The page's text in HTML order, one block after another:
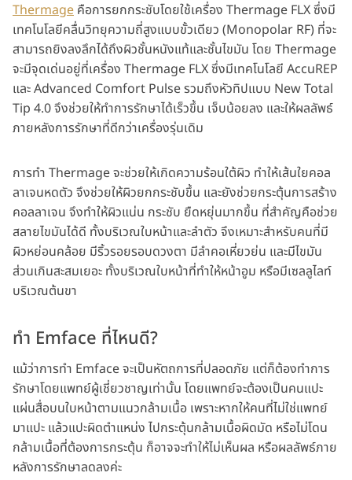
Thermage คือการยกกระชับโดยใช้เครื่อง Thermage FLX ซึ่งมี
เทคโนโลยีคลื่นวิทยุความถี่สูงแบบขั้วเดียว (Monopolar RF) ที่จะ
สามารถยิงลงลึกได้ถึงผิวชั้นหนังแท้และชั้นไขมัน โดย Thermage
จะมีจุดเด่นอยู่ที่เครื่อง Thermage FLX ซึ่งมีเทคโนโลยี AccuREP
และ Advanced Comfort Pulse รวมถึงหัวทิปแบบ New Total
Tip 4.0 จึงช่วยให้ทำการรักษาได้เร็วขึ้น เจ็บน้อยลง และให้ผลลัพธ์
ภายหลังการรักษาที่ดีกว่าเครื่องรุ่นเดิม
การทำ Thermage จะช่วยให้เกิดความร้อนใต้ผิว ทำให้เส้นใยคอล
ลาเจนหดตัว จึงช่วยให้ผิวยกกระชับขึ้น และยังช่วยกระตุ้นการสร้าง
คอลลาเจน จึงทำให้ผิวแน่น กระชับ ยืดหยุ่นมากขึ้น ที่สำคัญคือช่วย
สลายไขมันได้ดี ทั้งบริเวณใบหน้าและลำตัว จึงเหมาะสำหรับคนที่มี
ผิวหย่อนคล้อย มีริ้วรอยรอบดวงตา มีลำคอเหี่ยวย่น และมีไขมัน
ส่วนเกินสะสมเยอะ ทั้งบริเวณใบหน้าที่ทำให้หน้าอูม หรือมีเซลลูไลท์
บริเวณต้นขา
ทำ Emface ที่ไหนดี?
แม้ว่าการทำ Emface จะเป็นหัตถการที่ปลอดภัย แต่ก็ต้องทำการ
รักษาโดยแพทย์ผู้เชี่ยวชาญเท่านั้น โดยแพทย์จะต้องเป็นคนแปะ
แผ่นสื่อบนใบหน้าตามแนวกล้ามเนื้อ เพราะหากให้คนที่ไม่ใช่แพทย์
มาแปะ แล้วแปะผิดตำแหน่ง ไปกระตุ้นกล้ามเนื้อผิดมัด หรือไม่โดน
กล้ามเนื้อที่ต้องการกระตุ้น ก็อาจจะทำให้ไม่เห็นผล หรือผลลัพธ์ภาย
หลังการรักษาลดลงค่ะ